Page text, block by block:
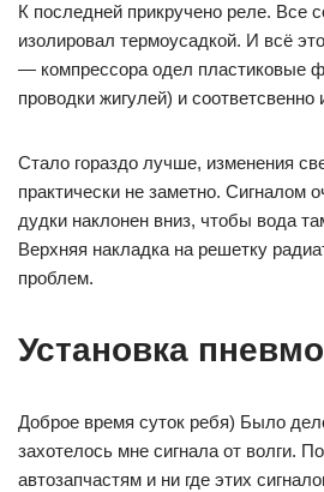
К последней прикручено реле. Все
изолировал термоусадкой. И всё
— компрессора одел пластиковые
проводки жигулей) и соответсвенно
Стало гораздо лучше, изменения
практически не заметно. Сигналом
дудки наклонен вниз, чтобы вода
Верхняя накладка на решетку
проблем.
Установка
Доброе время суток ребя) Было
захотелось мне сигнала от волги.
автозапчастям и ни где этих